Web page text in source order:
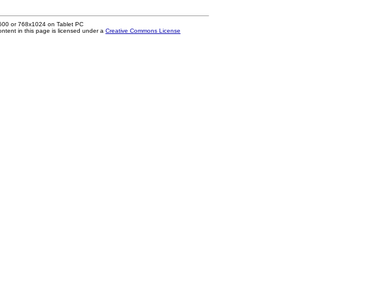
or 768x1024 on Tablet PC
in this page is licensed under a Creative Commons License